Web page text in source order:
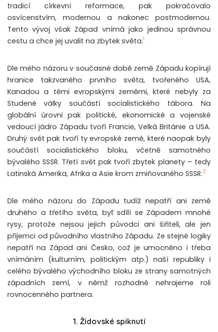
tradicí církevní reformace, pak pokračovalo
osvícenstvím, modernou a nakonec postmodernou.
Tento vývoj však Západ vnímá jako jedinou správnou
cestu a chce jej uvalit na zbytek světa.1
Dle mého názoru v současné době země Západu kopírují
hranice takzvaného prvního světa, tvořeného USA,
Kanadou a těmi evropskými zeměmi, které nebyly za
Studené války součástí socialistického tábora. Na
globální úrovni pak politické, ekonomické a vojenské
vedoucí jádro Západu tvoří Francie, Velká Británie a USA.
Druhý svět pak tvoří ty evropské země, které naopak byly
součástí socialistického bloku, včetně samotného
bývalého SSSR. Třetí svět pak tvoří zbytek planety – tedy
Latinská Amerika, Afrika a Asie krom zmiňovaného SSSR.2
Dle mého názoru do Západu tudíž nepatří ani země
druhého a třetího světa, byť sdílí se Západem mnohé
rysy, protože nejsou jejich původci ani šiřiteli, ale jen
příjemci od původního vlastního Západu. Ze stejné logiky
nepatří na Západ ani Česko, což je umocněno i třeba
vnímáním (kulturním, politickým atp.) naší republiky i
celého bývalého východního bloku ze strany samotných
západních zemí, v němž rozhodně nehrajeme roli
rovnocenného partnera.
1. Židovské spiknutí